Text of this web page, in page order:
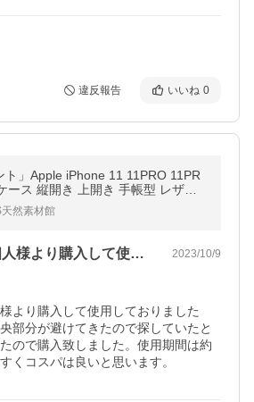
違反報告 いいね 0
ト」Apple iPhone 11 11PRO 11PR
アップル CASE 汚れ防止 ス
然素材館
前回同じ商品を個人様より購入して使用し… 2023/10/9
より購入して使用しておりました
部分が避けてきたので探していたと
ので購入致しました。使用期間は約
くコスパは良いと思います。